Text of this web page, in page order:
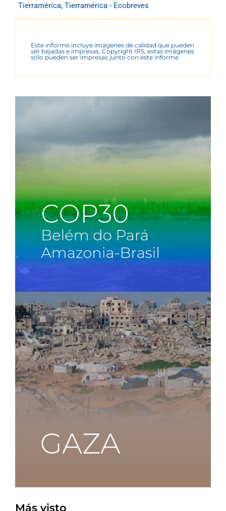
Tierramérica, Tierramérica - Ecobreves
Este informe incluye imágenes de calidad que pueden
ser bajadas e impresas. Copyright IPS, estas imágenes
sólo pueden ser impresas junto con este informe
Más visto